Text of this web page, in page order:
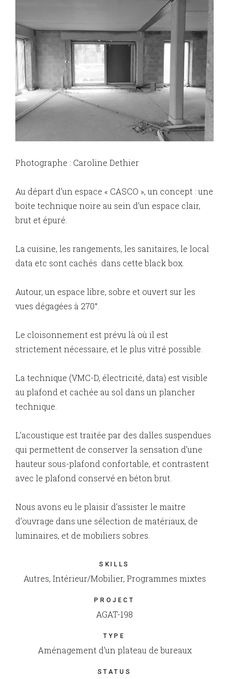
SKILLS
Autres, Intérieur/Mobilier, Programmes mixtes
PROJECT
AGAT-198
TYPE
Aménagement d'un plateau de bureaux
STATUS
Photographe : Caroline Dethier
Au départ d’un espace « CASCO », un concept : une
boite technique noire au sein d’un espace clair,
brut et épuré.
La cuisine, les rangements, les sanitaires, le local
data etc sont cachés dans cette black box.
Autour, un espace libre, sobre et ouvert sur les
vues dégagées à 270°.
Le cloisonnement est prévu là où il est
strictement nécessaire, et le plus vitré possible.
La technique (VMC-D, électricité, data) est visible
au plafond et cachée au sol dans un plancher
technique.
L’acoustique est traitée par des dalles suspendues
qui permettent de conserver la sensation d’une
hauteur sous-plafond confortable, et contrastent
avec le plafond conservé en béton brut.
Nous avons eu le plaisir d’assister le maitre
d’ouvrage dans une sélection de matériaux, de
luminaires, et de mobiliers sobres.